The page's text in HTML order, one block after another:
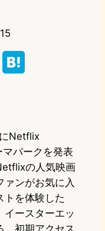
o
e
n
a
Netflix
パークを発表
の人気映画
ァンがお気に入
トを体験した
イースターエッ